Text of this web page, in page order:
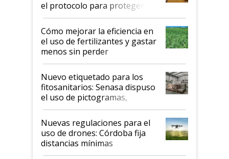
el protocolo para proteger la
propiedad intelectual
Cómo mejorar la eficiencia en
el uso de fertilizantes y gastar
menos sin perder
productividad en la campaña
fina
Nuevo etiquetado para los
fitosanitarios: Senasa dispuso
el uso de pictogramas,
palabras de advertencia e
indicaciones
Nuevas regulaciones para el
uso de drones: Córdoba fija
distancias mínimas